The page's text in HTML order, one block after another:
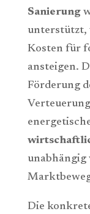
Sanierung
unterstützt,
Kosten für
ansteigen.
Förderung
Die